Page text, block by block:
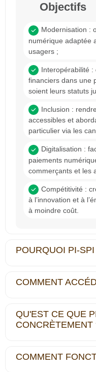
Objectifs
Modernisation :
numérique adaptée
usagers ;
Interopérabilité :
financiers dans une
soient leurs statuts
Inclusion :
accessibles et
particulier via les
Digitalisation :
paiements
commerçants et les
Compétitivité :
à l’innovation et à
à moindre coût.
POURQUOI
COMMENT
QU'EST CE QUE
CONCRÈTEMENT
COMMENT